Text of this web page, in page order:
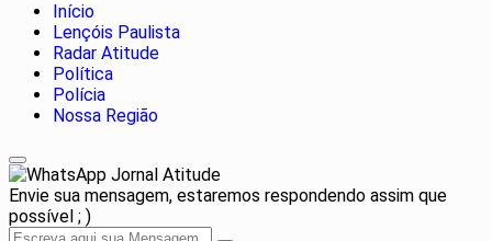
Início
Lençóis Paulista
Radar Atitude
Política
Polícia
Nossa Região
Jornal Atitude
Envie sua mensagem, estaremos respondendo assim que
possível ; )